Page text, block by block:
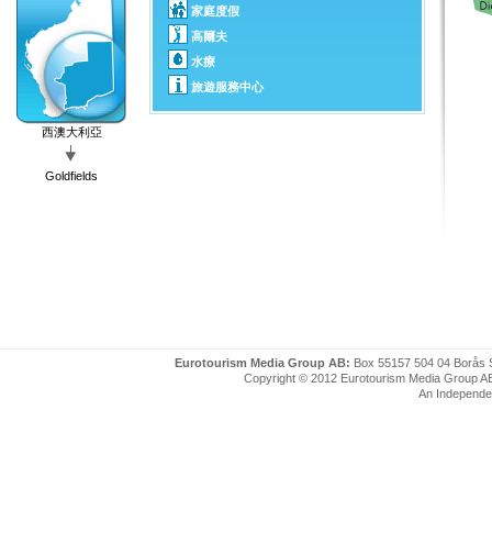
西澳大利亞
Goldfields
家庭度假
高爾夫
水療
旅遊服務中心
Eurotourism Media Group AB: Box 55157 504 04 Borås
Copyright © 2012 Eurotourism Media Group
An